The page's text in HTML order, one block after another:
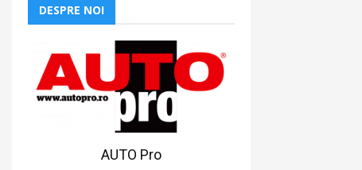
DESPRE NOI
AUTO Pro